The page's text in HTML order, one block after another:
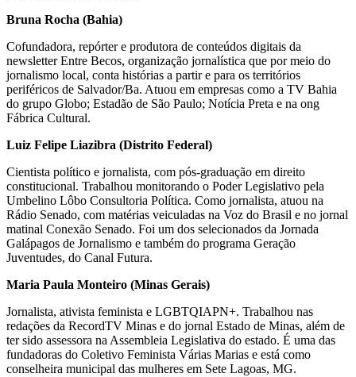
Bruna Rocha (Bahia)
Cofundadora, repórter e produtora de conteúdos digitais da
newsletter Entre Becos, organização jornalística que por meio do
jornalismo local, conta histórias a partir e para os territórios
periféricos de Salvador/Ba. Atuou em empresas como a TV Bahia
do grupo Globo; Estadão de São Paulo; Notícia Preta e na ong
Fábrica Cultural.
Luiz Felipe Liazibra (Distrito Federal)
Cientista político e jornalista, com pós-graduação em direito
constitucional. Trabalhou monitorando o Poder Legislativo pela
Umbelino Lôbo Consultoria Política. Como jornalista, atuou na
Rádio Senado, com matérias veiculadas na Voz do Brasil e no jornal
matinal Conexão Senado. Foi um dos selecionados da Jornada
Galápagos de Jornalismo e também do programa Geração
Juventudes, do Canal Futura.
Maria Paula Monteiro (Minas Gerais)
Jornalista, ativista feminista e LGBTQIAPN+. Trabalhou nas
redações da RecordTV Minas e do jornal Estado de Minas, além de
ter sido assessora na Assembleia Legislativa do estado. É uma das
fundadoras do Coletivo Feminista Várias Marias e está como
conselheira municipal das mulheres em Sete Lagoas, MG.